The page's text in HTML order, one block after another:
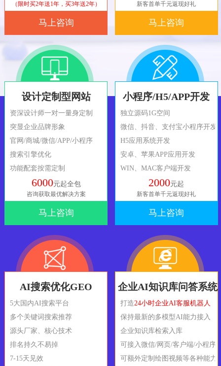
（限时买2年送1年，买3年送2年）
马上咨询
新客首单千元返现好礼
马上咨询
设计定制型网站
资深设计师一对一量身定制
突显企业品牌形象
官网/商城/微信/APP/小程序
搜索引擎优化
功能配套按需定制
6000元起全包
咨询获取最优解决方案
马上咨询
小程序/H5/APP开发
独立源码1G空间
微信、抖音、支付宝小程序开发
H5应用系统开发
安卓、苹果APP应用开发
WIN、MAC客户端开发
2000元起
新客首单千元返现好礼
马上咨询
AI搜索优化GEO
5大国内AI搜索平台
多个关键词搜索推荐
源头厂家、核心技术
排名持久不易掉
7-15天见效
企业AI知识库问答系统
打造24小时企业AI客服机器人
保持最新的多模型AI能力接入
企业知识库检索入库
可接入微信/网页/客户端/小程序
可额外定制绘图视频等各种能力